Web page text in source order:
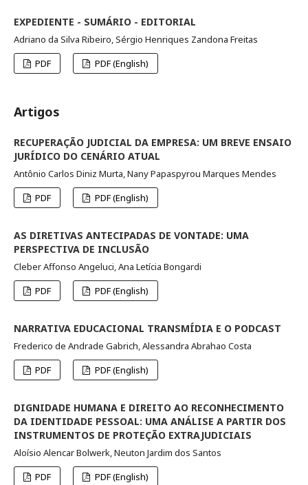
EXPEDIENTE - SUMÁRIO - EDITORIAL
Adriano da Silva Ribeiro, Sérgio Henriques Zandona Freitas
PDF
PDF (English)
Artigos
RECUPERAÇÃO JUDICIAL DA EMPRESA: UM BREVE ENSAIO
JURÍDICO DO CENÁRIO ATUAL
Antônio Carlos Diniz Murta, Nany Papaspyrou Marques Mendes
PDF
PDF (English)
AS DIRETIVAS ANTECIPADAS DE VONTADE: UMA
PERSPECTIVA DE INCLUSÃO
Cleber Affonso Angeluci, Ana Letícia Bongardi
PDF
PDF (English)
NARRATIVA EDUCACIONAL TRANSMÍDIA E O PODCAST
Frederico de Andrade Gabrich, Alessandra Abrahao Costa
PDF
PDF (English)
DIGNIDADE HUMANA E DIREITO AO RECONHECIMENTO
DA IDENTIDADE PESSOAL: UMA ANÁLISE A PARTIR DOS
INSTRUMENTOS DE PROTEÇÃO EXTRAJUDICIAIS
Aloísio Alencar Bolwerk, Neuton Jardim dos Santos
PDF
PDF (English)